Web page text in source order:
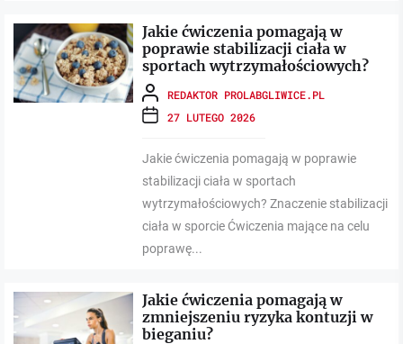
Jakie ćwiczenia pomagają w
poprawie stabilizacji ciała w
sportach wytrzymałościowych?
REDAKTOR PROLABGLIWICE.PL
27 LUTEGO 2026
Jakie ćwiczenia pomagają w poprawie
stabilizacji ciała w sportach
wytrzymałościowych? Znaczenie stabilizacji
ciała w sporcie Ćwiczenia mające na celu
poprawę...
Jakie ćwiczenia pomagają w
zmniejszeniu ryzyka kontuzji w
bieganiu?